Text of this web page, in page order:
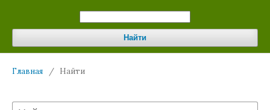
Найти
Главная / Найти